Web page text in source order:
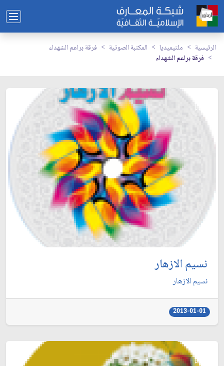
الرئيسية ملتيميديا المكتبة الصوتية
فرقة براعم الشهداء
فرقة براعم الشهداء
نسيم الازهار
نسيم الازهار
2013-01-01